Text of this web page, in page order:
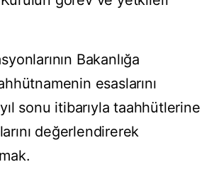
Bakanlığa
esaslarını
sonu itibarıyla taahhütlerine
değerlendirerek